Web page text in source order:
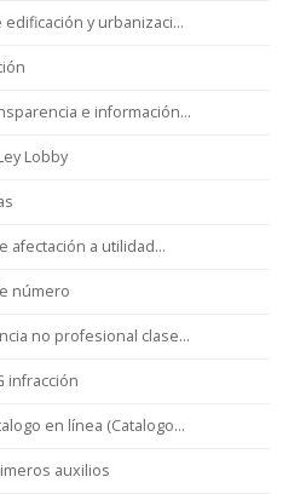
y urbanizaci...
e información...
Lobby
afectación a utilidad...
número
no profesional clase...
infracción
en línea (Catalogo...
auxilios